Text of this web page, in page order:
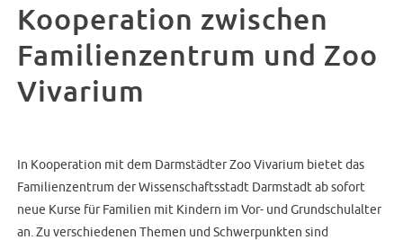
Kooperation zwischen
Familienzentrum und Zoo
Vivarium
In Kooperation mit dem Darmstädter Zoo Vivarium bietet das
Familienzentrum der Wissenschaftsstadt Darmstadt ab sofort
neue Kurse für Familien mit Kindern im Vor- und Grundschulalter
an. Zu verschiedenen Themen und Schwerpunkten sind